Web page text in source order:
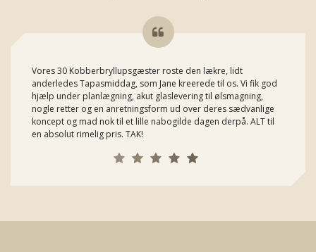
Vores 30 Kobberbryllupsgæster roste den lækre, lidt
anderledes Tapasmiddag, som Jane kreerede til os. Vi fik god
hjælp under planlægning, akut glaslevering til ølsmagning,
nogle retter og en anretningsform ud over deres sædvanlige
koncept og mad nok til et lille nabogilde dagen derpå. ALT til
en absolut rimelig pris. TAK!